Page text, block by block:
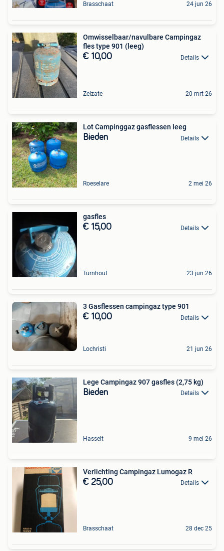
Brasschaat 24 jun 26
Omwisselbaar/navulbare Campingaz
fles type 901 (leeg)
€ 10,00 Details
Zelzate 20 mrt 26
Lot Campinggaz gasflessen leeg
Bieden Details
Roeselare 2 mei 26
gasfles
€ 15,00 Details
Turnhout 23 jun 26
3 Gasflessen campingaz type 901
€ 10,00 Details
Lochristi 21 jun 26
Lege Campingaz 907 gasfles (2,75 kg)
Bieden Details
Hasselt 9 mei 26
Verlichting Campingaz Lumogaz R
€ 25,00 Details
Brasschaat 28 dec 25